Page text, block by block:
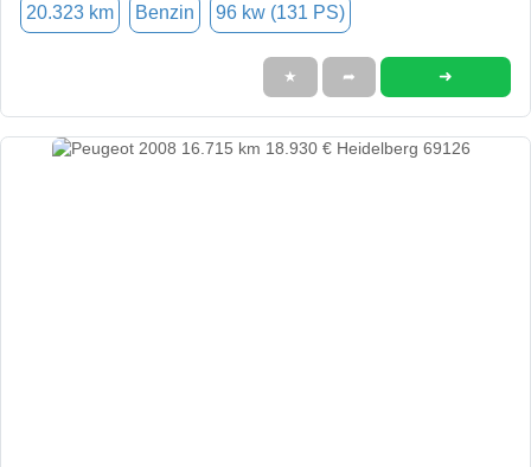
20.323 km Benzin 96 kw (131 PS)
★ ➦ ➜